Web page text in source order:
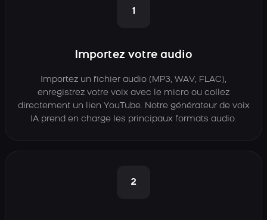
1
Importez votre audio
Importez un fichier audio (MP3, WAV, FLAC),
enregistrez votre voix avec le micro ou collez
directement un lien YouTube. Notre générateur de voix
IA prend en charge les principaux formats audio.
2